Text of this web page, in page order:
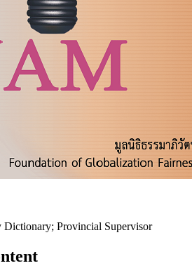
Dictionary; Provincial Supervisor